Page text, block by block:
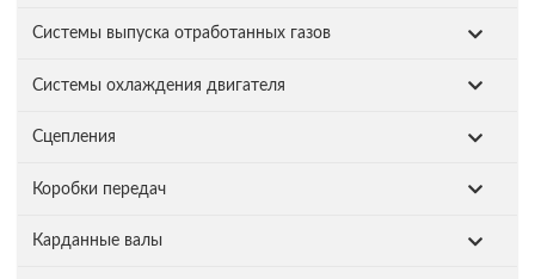
Системы выпуска отработанных газов
Системы охлаждения двигателя
Сцепления
Коробки передач
Карданные валы